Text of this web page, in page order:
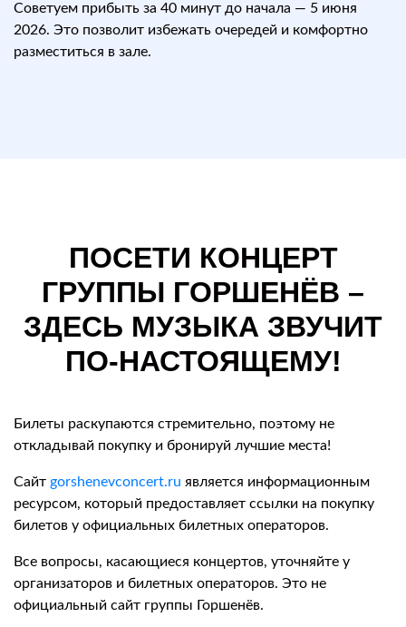
Советуем прибыть за 40 минут до начала — 5 июня
2026. Это позволит избежать очередей и комфортно
разместиться в зале.
ПОСЕТИ КОНЦЕРТ
ГРУППЫ ГОРШЕНЁВ –
ЗДЕСЬ МУЗЫКА ЗВУЧИТ
ПО-НАСТОЯЩЕМУ!
Билеты раскупаются стремительно, поэтому не
откладывай покупку и бронируй лучшие места!
Сайт gorshenevconcert.ru является информационным
ресурсом, который предоставляет ссылки на покупку
билетов у официальных билетных операторов.
Все вопросы, касающиеся концертов, уточняйте у
организаторов и билетных операторов. Это не
официальный сайт группы Горшенёв.